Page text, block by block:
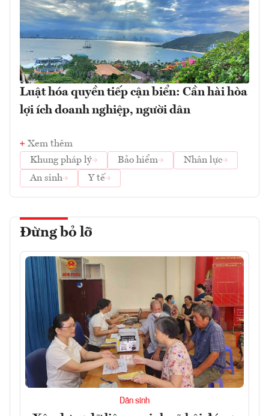
Luật hóa quyền tiếp cận biển: Cần hài hòa
lợi ích doanh nghiệp, người dân
Xem thêm
Khung pháp lý
Bảo hiểm
Nhân lực
An sinh
Y tế
Đừng bỏ lỡ
Dân sinh